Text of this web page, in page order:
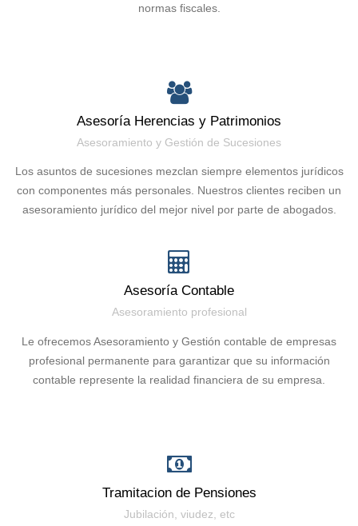
normas fiscales.
Asesoría Herencias y Patrimonios
Asesoramiento y Gestión de Sucesiones
Los asuntos de sucesiones mezclan siempre elementos jurídicos
con componentes más personales. Nuestros clientes reciben un
asesoramiento jurídico del mejor nivel por parte de abogados.
Asesoría Contable
Asesoramiento profesional
Le ofrecemos Asesoramiento y Gestión contable de empresas
profesional permanente para garantizar que su información
contable represente la realidad financiera de su empresa.
Tramitacion de Pensiones
Jubilación, viudez, etc